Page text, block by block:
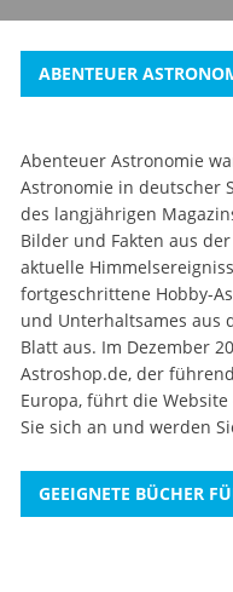
ABENTEUER
Abenteuer Astronomie
Astronomie in deutscher
des langjährigen
Bilder und Fakten aus
aktuelle
fortgeschrittene Hobby-
und Unterhaltsames aus
Blatt aus. Im Dezember
Astroshop.de, der
Europa, führt die
Sie sich an und werden
GEEIGNETE BÜCHER